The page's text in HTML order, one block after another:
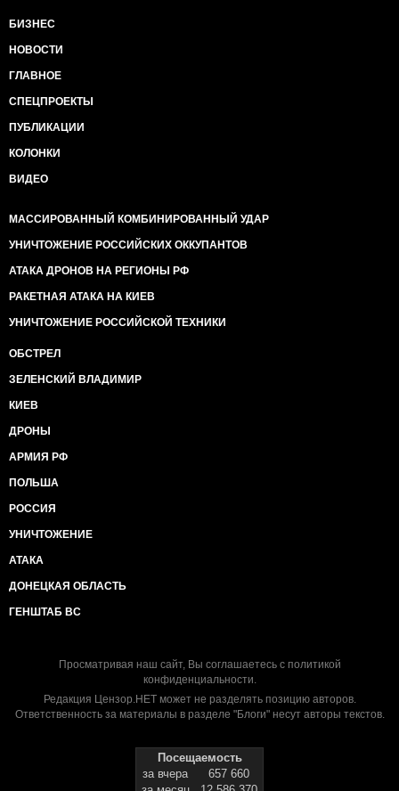
БИЗНЕС
НОВОСТИ
ГЛАВНОЕ
СПЕЦПРОЕКТЫ
ПУБЛИКАЦИИ
КОЛОНКИ
ВИДЕО
МАССИРОВАННЫЙ КОМБИНИРОВАННЫЙ УДАР
УНИЧТОЖЕНИЕ РОССИЙСКИХ ОККУПАНТОВ
АТАКА ДРОНОВ НА РЕГИОНЫ РФ
РАКЕТНАЯ АТАКА НА КИЕВ
УНИЧТОЖЕНИЕ РОССИЙСКОЙ ТЕХНИКИ
ОБСТРЕЛ
ЗЕЛЕНСКИЙ ВЛАДИМИР
КИЕВ
ДРОНЫ
АРМИЯ РФ
ПОЛЬША
РОССИЯ
УНИЧТОЖЕНИЕ
АТАКА
ДОНЕЦКАЯ ОБЛАСТЬ
ГЕНШТАБ ВС
Просматривая наш сайт, Вы соглашаетесь с политикой
конфиденциальности.
Редакция Цензор.НЕТ может не разделять позицию авторов.
Ответственность за материалы в разделе "Блоги" несут авторы текстов.
Посещаемость
за вчера
657 660